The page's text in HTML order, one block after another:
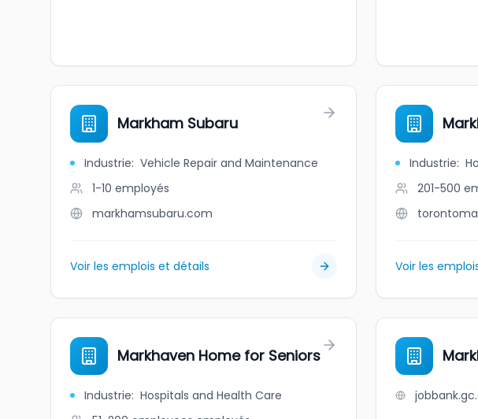
Markham Subaru
Industrie: Vehicle Repair and Maintenance
1-10 employés
markhamsubaru.com
Voir les emplois et détails
Industrie:
201-500
Voir les
Markhaven Home for Seniors
Industrie: Hospitals and Health Care